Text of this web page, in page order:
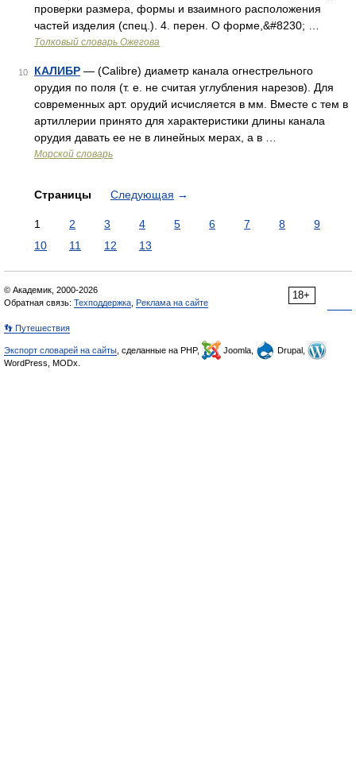
проверки размера, формы и взаимного расположения
частей изделия (спец.). 4. перен. О форме,&#8230; …
Толковый словарь Ожегова
10 КАЛИБР — (Calibre) диаметр канала огнестрельного
орудия по поля (т. е. не считая углубления нарезов). Для
современных арт. орудий исчисляется в мм. Вместе с тем в
артиллерии принято для характеристики длины канала
орудия давать ее не в линейных мерах, а в …
Морской словарь
Страницы Следующая →
1 2 3 4 5 6 7 8
9
10
11 12 13
18+
© Академик, 2000-2026
Обратная связь: Техподдержка Реклама на сайте
👣 Путешествия
Экспорт словарей на сайты , сделанные на PHP, Joomla,
Drupal,
WordPress, MODx.